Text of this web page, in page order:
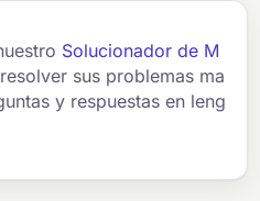
Solucionador de M
sus problemas ma
y respuestas en leng